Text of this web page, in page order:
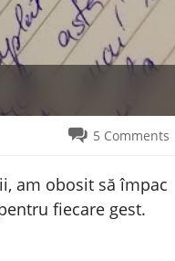
5 Comments
am obosit să împac
fiecare gest.